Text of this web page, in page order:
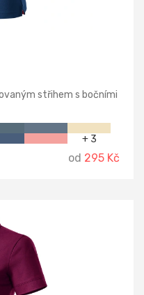
střihem s bočními
+ 3
od 295 Kč